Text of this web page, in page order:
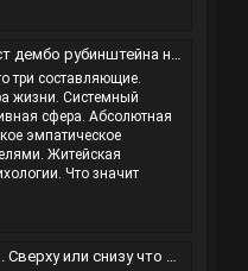
психолог. Ответственность это качество человека.
три составляющие.
жизни. Системный
сфера. Абсолютная
эмпатическое
Житейская
Что значит
Что такое впф. Симптом горькой конфеты.